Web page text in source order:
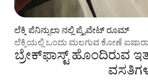
ಲೆಕ್ಕಿ ಪೆನಿನ್ಸುಲಾ ನಲ್ಲಿ ಪ್ರೈವೇಟ್ ರೂಮ್
ಲೆಕ್ಕಿಯಲ್ಲಿ ಒಂದು ಮಲಗುವ ಕೋಣೆ
ಬ್ರೇಕ್‌ಫಾಸ್ಟ್ ಹೊಂದಿರುವ